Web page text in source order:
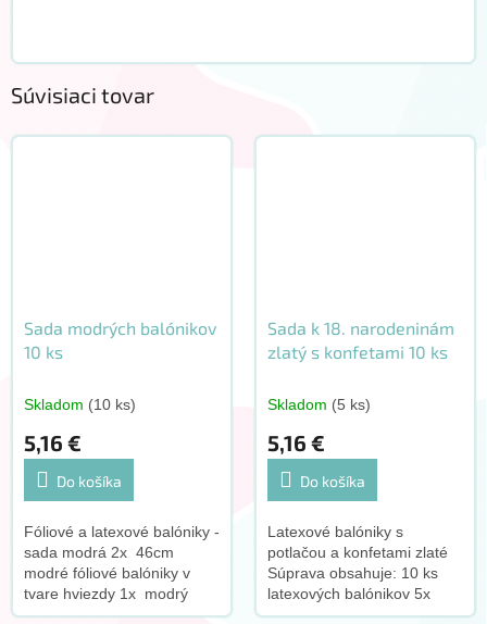
Súvisiaci tovar
Sada modrých balónikov
10 ks
Skladom (10 ks)
5,16 €
Do košíka
Fóliové a latexové balóniky -
sada modrá 2x 46cm
modré fóliové balóniky v
tvare hviezdy 1x modrý
fóliový balónik 46cm v tvare
Sada k 18. narodeninám
zlatý s konfetami 10 ks
Skladom (5 ks)
5,16 €
Do košíka
Latexové balóniky s
potlačou a konfetami zlaté
Súprava obsahuje: 10 ks
latexových balónikov 5x
30cm latexových balónikov